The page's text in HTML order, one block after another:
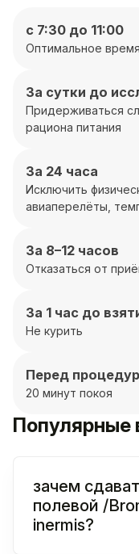
с 7:30 до 11:00
Оптимальное
За сутки до
Придерживаться
рациона питания
За 24 часа
Исключить
авиаперелёты,
За 8–12 часов
Отказаться от
За 1 час до
Не курить
Перед
20 минут покоя
Популярные
зачем
полевой /
inermis?